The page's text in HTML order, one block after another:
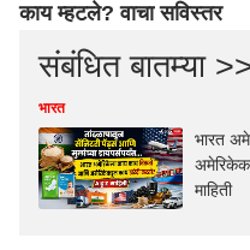
काय म्हटले? वाचा सविस्तर
संबंधित बातम्या
भारत
भारत
माहिती